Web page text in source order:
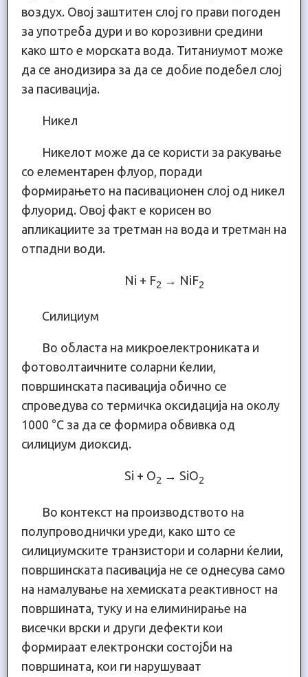
воздух. Овој заштитен слој го прави погоден
за употреба дури и во корозивни средини
како што е морската вода. Титаниумот може
да се анодизира за да се добие подебел слој
за пасивација.
Никел
Никелот може да се користи за ракување
со елементарен флуор, поради
формирањето на пасивационен слој од никел
флуорид. Овој факт е корисен во
апликациите за третман на вода и третман на
отпадни води.
Ni + F2 → NiF2
Силициум
Во областа на микроелектрониката и
фотоволтаичните соларни ќелии,
површинската пасивација обично се
спроведува со термичка оксидација на околу
1000 °C за да се формира обвивка од
силициум диоксид.
Si + O2 → SiO2
Во контекст на производството на
полупроводнички уреди, како што се
силициумските транзистори и соларни ќелии,
површинската пасивација не се однесува само
на намалување на хемиската реактивност на
површината, туку и на елиминирање на
висечки врски и други дефекти кои
формираат електронски состојби на
површината, кои ги нарушуваат